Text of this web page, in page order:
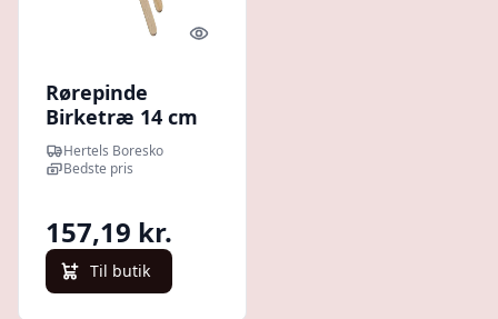
Quick look
Rørepinde
Birketræ 14 cm
1000 stk
Hertels Boresko
Bedste pris
157,19 kr.
Til butik